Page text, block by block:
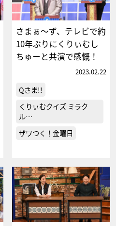
さまぁ～ず、テレビで約
10年ぶりにくりぃむし
ちゅーと共演で感慨！
2023.02.22
Qさま!!
くりぃむクイズ ミラク
ル…
ザワつく！金曜日